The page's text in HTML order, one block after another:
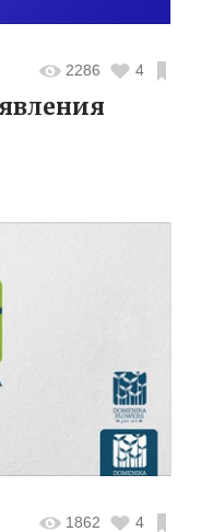
2286 4
1862 4